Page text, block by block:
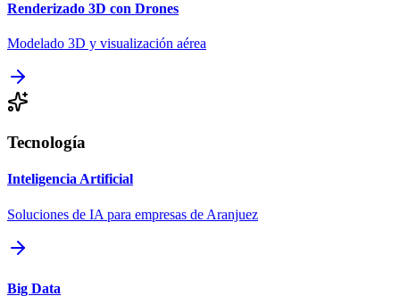
Renderizado 3D con Drones
Modelado 3D y visualización aérea
Tecnología
Inteligencia Artificial
Soluciones de IA para empresas de Aranjuez
Big Data